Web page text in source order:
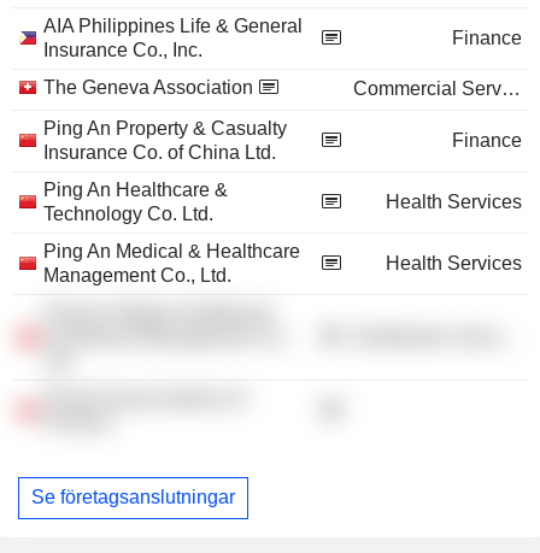
AIA Philippines Life & General
Insurance Co., Inc.
Finance
The Geneva Association
Commercial Services
Ping An Property & Casualty
Insurance Co. of China Ltd.
Finance
Ping An Healthcare &
Technology Co. Ltd.
Health Services
Ping An Medical & Healthcare
Management Co., Ltd.
Health Services
Se företagsanslutningar